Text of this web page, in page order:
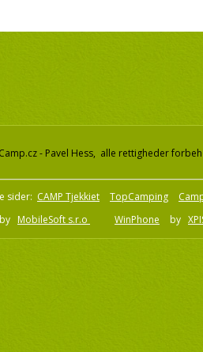
- Pavel Hess, alle rettigheder
sider: CAMP Tjekkiet TopCamping
by MobileSoft s.r.o WinPhone by